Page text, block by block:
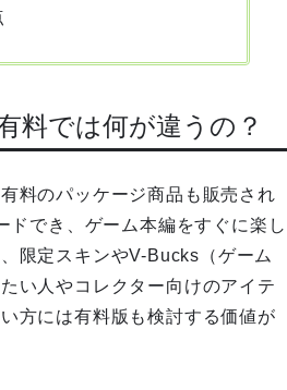
料では何が違うの？
料のパッケージ商品も販売され
でき、ゲーム本編をすぐに楽し
限定スキンやV-Bucks（ゲーム
い人やコレクター向けのアイテ
方には有料版も検討する価値が